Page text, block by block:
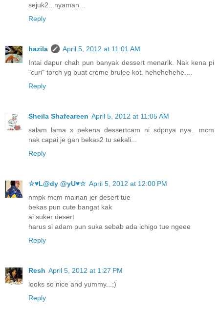
sejuk2...nyaman...
Reply
hazila
April 5, 2012 at 11:01 AM
Intai dapur chah pun banyak dessert menarik. Nak kena pi
"curi" torch yg buat creme brulee kot. hehehehehe....
Reply
Sheila Shafeareen April 5, 2012 at 11:05 AM
salam..lama x pekena dessertcam ni..sdpnya nya.. mcm
nak capai je gan bekas2 tu sekali...
Reply
☆♥L@dy @yU♥☆ April 5, 2012 at 12:00 PM
nmpk mcm mainan jer desert tue
bekas pun cute bangat kak
ai suker desert
harus si adam pun suka sebab ada ichigo tue ngeee
Reply
Resh April 5, 2012 at 1:27 PM
looks so nice and yummy...;)
Reply